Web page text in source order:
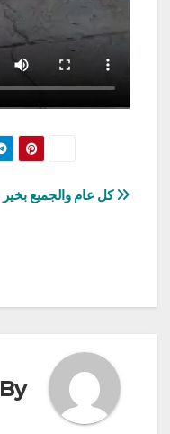
تصفّح
كل عام والجميع بخير
By